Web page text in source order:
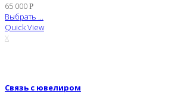
65 000 Р
Выбрать ...
Quick View
X
Связь с ювелиром